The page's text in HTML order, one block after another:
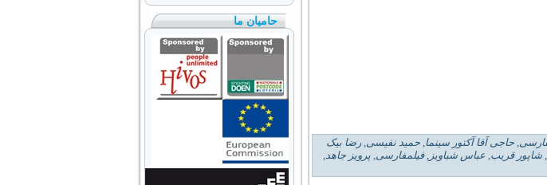
, حاجی آقا آکتور سینما, حمید نفیسی, رضا بیک
, شاپور قریب, عباس شباویز ,فیلمفارسی, پرویز جاهد,
حامیان ما